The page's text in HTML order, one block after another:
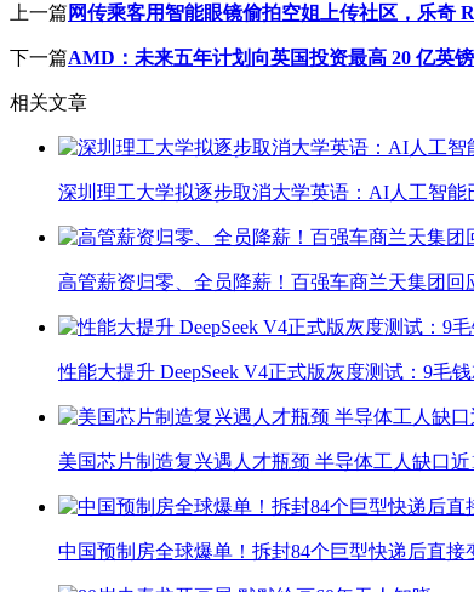
上一篇 网传乘客用智能眼镜偷拍空姐上传社区，乐奇
下一篇AMD：未来五年计划向英国投资最高 20 亿英
相关文章
深圳理工大学拟逐步取消大学英语：AI人工智能
高管薪资归零、全员降薪！百强车商兰天集团回
性能大提升 DeepSeek V4正式版灰度测试：9毛
美国芯片制造复兴遇人才瓶颈 半导体工人缺口近
中国预制房全球爆单！拆封84个巨型快递后直接